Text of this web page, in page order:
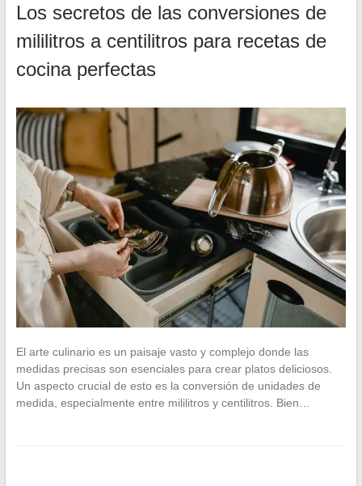
Los secretos de las conversiones de
mililitros a centilitros para recetas de
cocina perfectas
El arte culinario es un paisaje vasto y complejo donde las
medidas precisas son esenciales para crear platos deliciosos.
Un aspecto crucial de esto es la conversión de unidades de
medida, especialmente entre mililitros y centilitros. Bien…